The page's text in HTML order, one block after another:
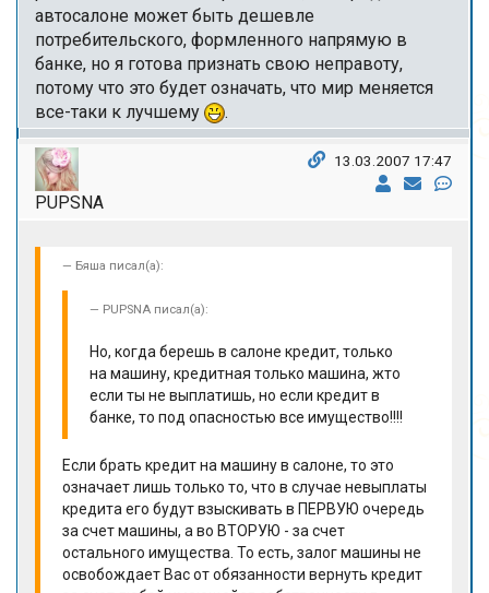
автосалоне может быть дешевле
потребительского, формленного напрямую в
банке, но я готова признать свою неправоту,
потому что это будет означать, что мир меняется
все-таки к лучшему
.
PUPSNA
13.03.2007 17:47
Бяша писал(а):
PUPSNA писал(а):
Но, когда берешь в салоне кредит, только
на машину, кредитная только машина, жто
если ты не выплатишь, но если кредит в
банке, то под опасностью все имущество!!!!
Если брать кредит на машину в салоне, то это
означает лишь только то, что в случае невыплаты
кредита его будут взыскивать в ПЕРВУЮ очередь
за счет машины, а во ВТОРУЮ - за счет
остального имущества. То есть, залог машины не
освобождает Вас от обязанности вернуть кредит